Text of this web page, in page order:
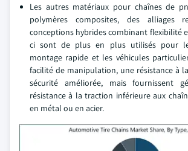
Les autres matériaux pour chaînes de
polymères composites, des alliages
conceptions hybrides combinant flexibilité
ci sont de plus en plus utilisés pour
montage rapide et les véhicules
facilité de manipulation, une résistance à
sécurité améliorée, mais fournissent
résistance à la traction inférieure aux
en métal ou en acier.